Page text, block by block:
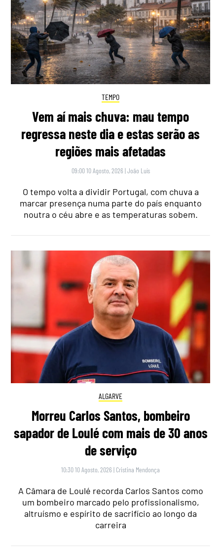
TEMPO
Vem aí mais chuva: mau tempo
regressa neste dia e estas serão as
regiões mais afetadas
09:00 10 Agosto, 2026 |João Luís
O tempo volta a dividir Portugal, com chuva a
marcar presença numa parte do país enquanto
noutra o céu abre e as temperaturas sobem.
ALGARVE
Morreu Carlos Santos, bombeiro
sapador de Loulé com mais de 30 anos
de serviço
10:30 10 Agosto, 2026 | Cristina Mendonça
A Câmara de Loulé recorda Carlos Santos como
um bombeiro marcado pelo profissionalismo,
altruísmo e espírito de sacrifício ao longo da
carreira